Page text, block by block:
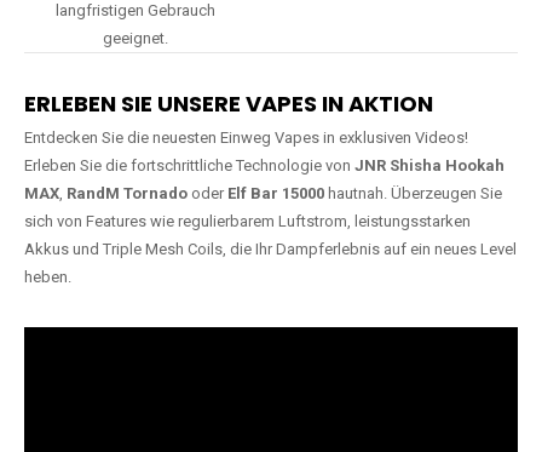
langfristigen Gebrauch
geeignet.
ERLEBEN SIE UNSERE VAPES IN AKTION
Entdecken Sie die neuesten Einweg Vapes in exklusiven Videos!
Erleben Sie die fortschrittliche Technologie von JNR Shisha Hookah
MAX, RandM Tornado oder Elf Bar 15000 hautnah. Überzeugen Sie
sich von Features wie regulierbarem Luftstrom, leistungsstarken
Akkus und Triple Mesh Coils, die Ihr Dampferlebnis auf ein neues Level
heben.